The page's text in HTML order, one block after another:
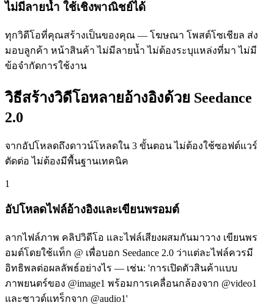
ไม่มีลายน้ำ ใช้เชิงพาณิชย์ได้
ทุกวิดีโอที่คุณสร้างเป็นของคุณ — โฆษณา โพสต์โซเชียล ส่ง
มอบลูกค้า หน้าสินค้า ไม่มีลายน้ำ ไม่ต้องระบุแหล่งที่มา ไม่มี
ข้อจำกัดการใช้งาน
วิธีสร้างวิดีโอหลายอ้างอิงด้วย Seedance
2.0
จากอัปโหลดถึงดาวน์โหลดใน 3 ขั้นตอน ไม่ต้องใช้ซอฟต์แวร์
ตัดต่อ ไม่ต้องมีพื้นฐานเทคนิค
1
อัปโหลดไฟล์อ้างอิงและเขียนพรอมต์
ลากไฟล์ภาพ คลิปวิดีโอ และไฟล์เสียงผสมกันมาวาง เขียนพร
อมต์โดยใช้แท็ก @ เพื่อบอก Seedance 2.0 ว่าแต่ละไฟล์ควรมี
อิทธิพลต่อผลลัพธ์อย่างไร — เช่น: 'การเปิดตัวสินค้าแบบ
ภาพยนตร์ของ @image1 พร้อมการเคลื่อนกล้องจาก @video1
และซาวด์แทร็กจาก @audio1'